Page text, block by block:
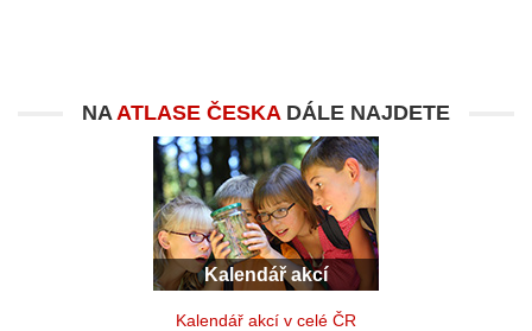
NAATLASE ČESKADÁLE NAJDETE
Kalendář akcí
Kalendář akcí v celé ČR